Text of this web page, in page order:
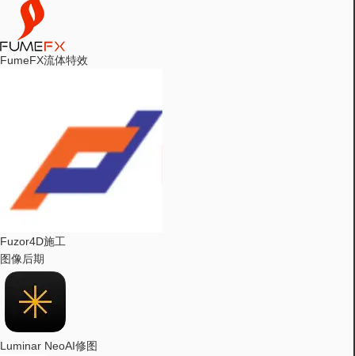
FumeFX流体特效
Fuzor4D施工
图像后期
Luminar NeoAI修图